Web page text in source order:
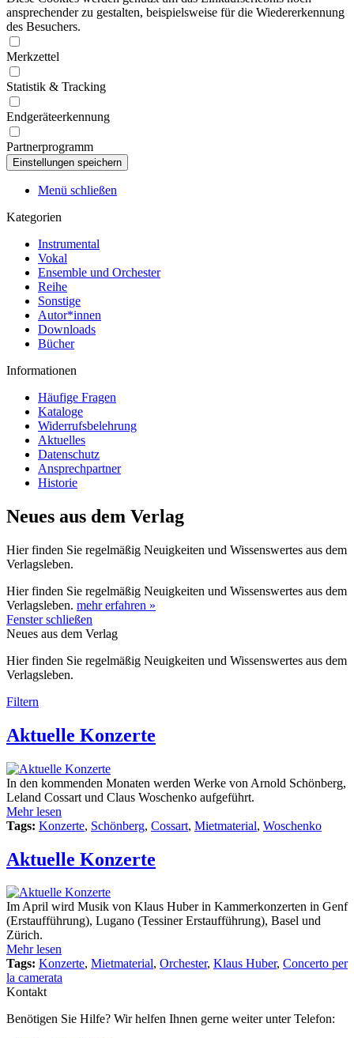
ansprechender zu gestalten, beispielsweise für die Wiedererkennung
des Besuchers.
Merkzettel
Statistik & Tracking
Endgeräteerkennung
Partnerprogramm
Menü schließen
Kategorien
Instrumental
Vokal
Ensemble und Orchester
Reihe
Sonstige
Autor*innen
Downloads
Bücher
Informationen
Häufige Fragen
Kataloge
Widerrufsbelehrung
Aktuelles
Datenschutz
Ansprechpartner
Historie
Neues aus dem Verlag
Hier finden Sie regelmäßig Neuigkeiten und Wissenswertes aus dem
Verlagsleben.
Hier finden Sie regelmäßig Neuigkeiten und Wissenswertes aus dem
Verlagsleben. mehr erfahren »
Fenster schließen
Neues aus dem Verlag
Hier finden Sie regelmäßig Neuigkeiten und Wissenswertes aus dem
Verlagsleben.
Filtern
Aktuelle Konzerte
In den kommenden Monaten werden Werke von Arnold Schönberg,
Leland Cossart und Claus Woschenko aufgeführt.
Mehr lesen
Tags: Konzerte, Schönberg, Cossart, Mietmaterial, Woschenko
Aktuelle Konzerte
Im April wird Musik von Klaus Huber in Kammerkonzerten in Genf
(Erstaufführung), Lugano (Tessiner Erstaufführung), Basel und
Zürich.
Mehr lesen
Tags: Konzerte, Mietmaterial, Orchester, Klaus Huber, Concerto per
la camerata
Kontakt
Benötigen Sie Hilfe? Wir helfen Ihnen gerne weiter unter Telefon: